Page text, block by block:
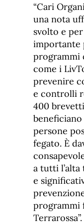
“Cari
una nota
svolto e
importante
programmi
come i
prevenire
e controlli
400
persone
fegato. È
a tutti
e
programmi
Terrarossa”.